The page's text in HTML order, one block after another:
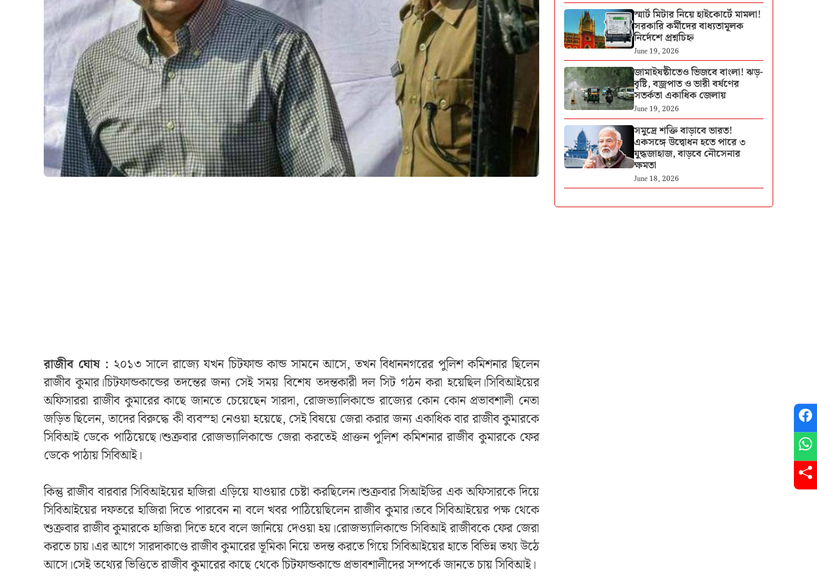
রাজীব ঘোষ : ২০১৩ সালে রাজ‍্যে যখন চিটফান্ড কান্ড সামনে আসে, তখন বিধাননগরের পুলিশ কমিশনার ছিলেন
রাজীব কুমার।চিটফান্ডকান্ডের তদন্তের জন্য সেই সময় বিশেষ তদন্তকারী দল সিট গঠন করা হয়েছিল।সিবিআইয়ের
অফিসাররা রাজীব কুমারের কাছে জানতে চেয়েছেন সারদা, রোজভ‍্যালিকান্ডে রাজ‍্যের কোন কোন প্রভাবশালী নেতা
জড়িত ছিলেন, তাদের বিরুদ্ধে কী ব‍্যবস্হা নেওয়া হয়েছে, সেই বিষয়ে জেরা করার জন্য একাধিক বার রাজীব কুমারকে
সিবিআই ডেকে পাঠিয়েছে।শুক্রবার রোজভ‍্যালিকান্ডে জেরা করতেই প্রাক্তন পুলিশ কমিশনার রাজীব কুমারকে ফের
ডেকে পাঠায় সিবিআই।
কিন্তু রাজীব বারবার সিবিআইয়ের হাজিরা এড়িয়ে যাওয়ার চেষ্টা করছিলেন।শুক্রবার সিআইডির এক অফিসারকে দিয়ে
সিবিআইয়ের দফতরে হাজিরা দিতে পারবেন না বলে খবর পাঠিয়েছিলেন রাজীব কুমার।তবে সিবিআইয়ের পক্ষ থেকে
শুক্রবার রাজীব কুমারকে হাজিরা দিতে হবে বলে জানিয়ে দেওয়া হয়।রোজভ‍্যালিকান্ডে সিবিআই রাজীবকে ফের জেরা
করতে চায়।এর আগে সারদাকাণ্ডে রাজীব কুমারের ভূমিকা নিয়ে তদন্ত করতে গিয়ে সিবিআইয়ের হাতে বিভিন্ন তথ্য উঠে
আসে।সেই তথ্যের ভিত্তিতে রাজীব কুমারের কাছে থেকে চিটফান্ডকান্ডে প্রভাবশালীদের সম্পর্কে জানতে চায় সিবিআই।
স্মার্ট মিটার নিয়ে হাইকোর্টে মামলা!
সরকারি কর্মীদের বাধ্যতামূলক
নির্দেশে প্রশ্নচিহ্ন
June 19, 2026
জামাইষষ্ঠীতেও ভিজবে বাংলা! ঝড়-
বৃষ্টি, বজ্রপাত ও ভারী বর্ষণের
সতর্কতা একাধিক জেলায়
June 19, 2026
সমুদ্রে শক্তি বাড়াবে ভারত!
একসঙ্গে উদ্বোধন হতে পারে ৩
যুদ্ধজাহাজ, বাড়বে নৌসেনার
ক্ষমতা
June 18, 2026